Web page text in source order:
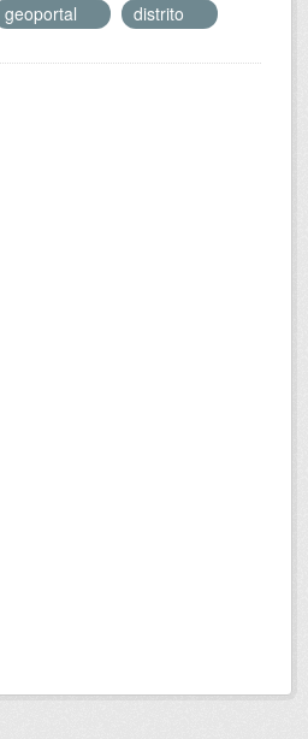
geoportal distrito